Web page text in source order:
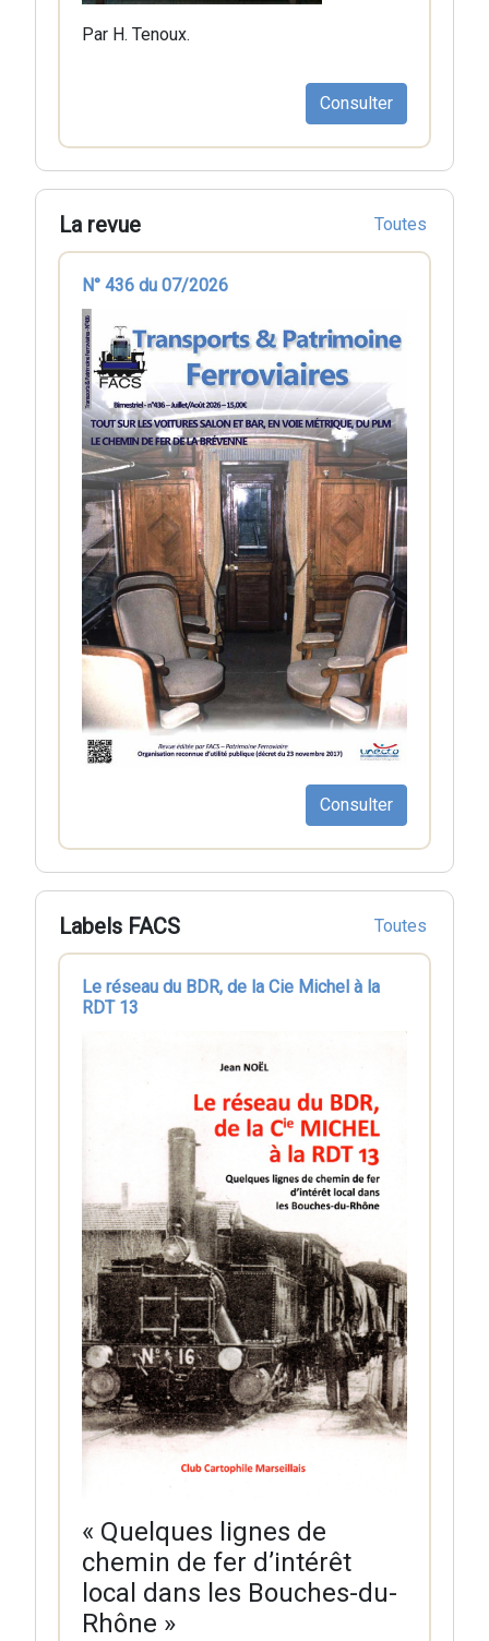
Par H. Tenoux.
Consulter
La revue Toutes
N° 436 du 07/2026
Consulter
Labels FACS Toutes
Le réseau du BDR, de la Cie Michel à la
RDT 13
« Quelques lignes de
chemin de fer d’intérêt
local dans les Bouches-du-
Rhône »